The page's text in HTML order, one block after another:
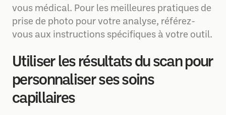
vous médical. Pour les meilleures pratiques de
prise de photo pour votre analyse, référez-
vous aux instructions spécifiques à votre outil.
Utiliser les résultats du scan pour
personnaliser ses soins
capillaires